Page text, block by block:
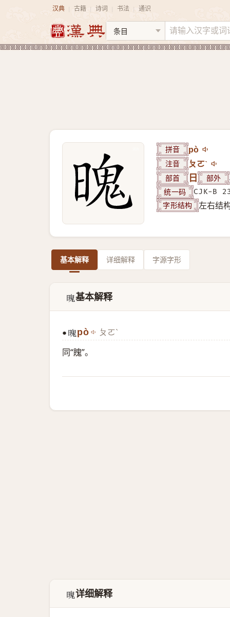
汉典 古籍 诗词 书法 通识
拼音 pò
注音 ㄆㄛˋ
部首 日 部外
统一码 CJK-B
字形结构 左右结
基本解释 详细解释 字源字形
𣉨基本解释
● 𣉨 pò ㄆㄛˋ
同“䁛”。
𣉨详细解释